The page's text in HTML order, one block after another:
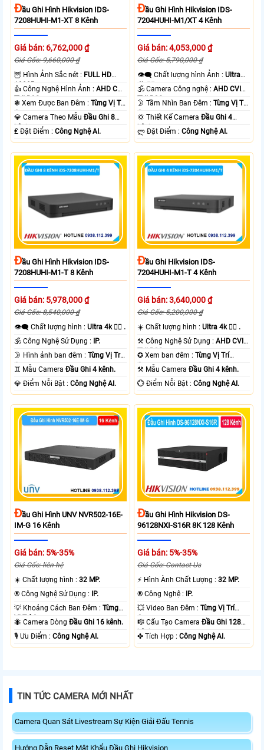
ĐẦu Ghi Hình Hikvision IDS-
7208HUHI-M1-XT 8 Kênh
Giá bán: 6,762,000 ₫
Giá Gốc: 9,660,000 ₫
🦉 Hình Ảnh Sắc nét : FULL HD
1080P .
👍 Công Nghệ Hình Ảnh :AHD CVI
TVI BCS.
❃ Xem Được Ban Đêm :Từng Vị Trí
Camera .
💎 Camera Theo MẫuĐầu Ghi 8
kênh.
️₤ Đặt Điểm :Công Nghệ AI.
ĐẦu Ghi Hình Hikvision IDS-
7204HUHI-M1/XT 4 Kênh
Giá bán: 4,053,000 ₫
Giá Gốc: 5,790,000 ₫
👁️‍🗨 Chất lượng hình Ảnh :Ultra
4k 👍🏾 .
🕉️ Camera Công nghệ :AHD CVI
TVI BCS.
🌛 Tầm Nhìn Ban Đêm :Từng Vị Trí
Camera .
💢 Thiết Kế CameraĐầu Ghi 4
kênh.
️ლ Đặt Điểm :Công Nghệ AI.
ĐẦu Ghi Hình Hikvision IDS-
7208HUHI-M1-T 8 Kênh
Giá bán: 5,978,000 ₫
Giá Gốc: 8,540,000 ₫
👁️‍🗨 Chất lượng hình :Ultra 4k 👍🏾 .
🕉️ Công Nghệ Sử Dụng :
IP.
🌛 Hình ảnh ban đêm :Từng Vị Trí
Camera .
♊ Mẫu CameraĐầu Ghi 4 kênh.
️💎 Điểm Nỗi Bật :Công Nghệ AI.
ĐẦu Ghi Hikvision IDS-
7204HUHI-M1-T 4 Kênh
Giá bán: 3,640,000 ₫
Giá Gốc: 5,200,000 ₫
☀️ Chất lượng hình :Ultra 4k 👍🏾 .
⚒ Công Nghệ Sử Dụng :AHD CVI
TVI BCS.
✪ Xem ban đêm :Từng Vị Trí
Camera .
⚒ Mẫu CameraĐầu Ghi 4 kênh.
️💮 Điểm Nỗi Bật :Công Nghệ AI.
ĐẦu Ghi Hình UNV NVR502-16E-
IM-G 16 Kênh
Giá bán: 5%-35%
Giá Gốc: liên hệ
☀️ Chất lượng hình :32 MP.
®️ Công Nghệ Sử Dụng :
IP.
💡 Khoảng Cách Ban Đêm :Từng
Vị Trí Camera .
🐜 Camera DòngĐầu Ghi 16 kênh.
️🎙 Ưu Điểm :Công Nghệ AI.
ĐẦu Ghi Hình Hikvision DS-
96128NXI-S16R 8K 128 Kênh
Giá bán: 5%-35%
Giá Gốc: Contact Us
️⚡ Hình Ành Chất Lượng :32 MP.
®️ Công Nghệ :
IP.
💥 Video Ban Đêm :Từng Vị Trí
Camera .
🎼️ Cấu Tạo CameraĐầu Ghi 128
kênh.
️✤ Tích Hợp :Công Nghệ AI.
TIN TỨC CAMERA MỚI NHẤT
Camera Quan Sát Livestream Sự Kiện Giải Đấu Tennis
Hướng Dẫn Reset Mật Khẩu Đầu Ghi Hikvision